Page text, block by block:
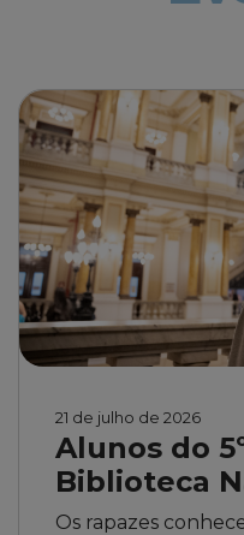
21 de julho de 2026
Alunos do
Biblioteca
Os rapazes